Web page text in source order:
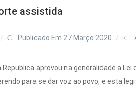
assistida
Publicado Em 27 Março 2020
Republica aprovou na generalidade a
para se dar voz ao povo, e esta